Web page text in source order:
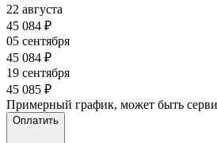
22 августа
45 084 ₽
05 сентября
45 084 ₽
19 сентября
45 085 ₽
Примерный график, может быть
Оплатить